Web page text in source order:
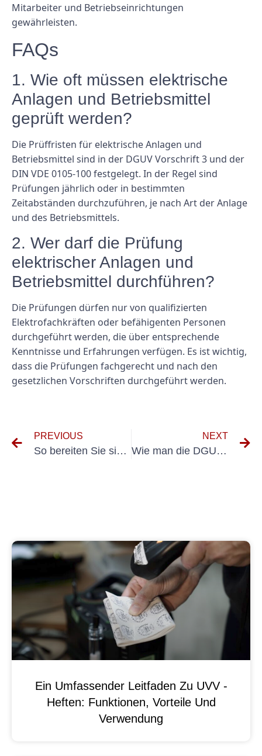
Mitarbeiter und Betriebseinrichtungen
gewährleisten.
FAQs
1. Wie oft müssen elektrische
Anlagen und Betriebsmittel
geprüft werden?
Die Prüffristen für elektrische Anlagen und
Betriebsmittel sind in der DGUV Vorschrift 3 und der
DIN VDE 0105-100 festgelegt. In der Regel sind
Prüfungen jährlich oder in bestimmten
Zeitabständen durchzuführen, je nach Art der Anlage
und des Betriebsmittels.
2. Wer darf die Prüfung
elektrischer Anlagen und
Betriebsmittel durchführen?
Die Prüfungen dürfen nur von qualifizierten
Elektrofachkräften oder befähigenten Personen
durchgeführt werden, die über entsprechende
Kenntnisse und Erfahrungen verfügen. Es ist wichtig,
dass die Prüfungen fachgerecht und nach den
gesetzlichen Vorschriften durchgeführt werden.
PREVIOUS
So bereiten Sie sich auf den DGUV V3-Test auf PC-Geräten vor
NEXT
Wie man die DGUV 3-Prüfung für ortsveränderlichen elektrischen Betriebsmittel effektiv durchführt
Ein Umfassender Leitfaden Zu UVV -
Heften: Funktionen, Vorteile Und
Verwendung